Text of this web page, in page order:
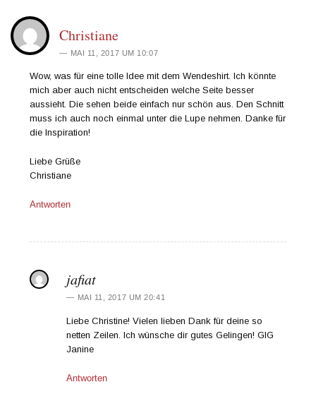
Christiane
MAI 11, 2017 UM 10:07
Wow, was für eine tolle Idee mit dem Wendeshirt. Ich könnte
mich aber auch nicht entscheiden welche Seite besser
aussieht. Die sehen beide einfach nur schön aus. Den Schnitt
muss ich auch noch einmal unter die Lupe nehmen. Danke für
die Inspiration!
Liebe Grüße
Christiane
Antworten
jafiat
MAI 11, 2017 UM 20:41
Liebe Christine! Vielen lieben Dank für deine so
netten Zeilen. Ich wünsche dir gutes Gelingen! GlG
Janine
Antworten